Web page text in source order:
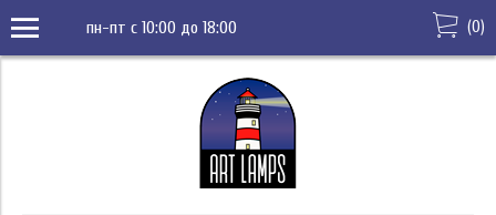
пн-пт с 10:00 до 18:00 (0)